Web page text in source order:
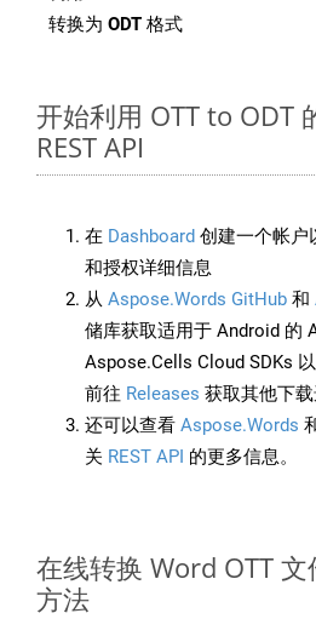
转换为 ODT 格式
开始利用 OTT to ODT
REST API
在 Dashboard 创建一个帐户
和授权详细信息
从 Aspose.Words GitHub 和
储库获取适用于 Android 的
Aspose.Cells Cloud SDKs
前往 Releases 获取其他下载
还可以查看 Aspose.Words
关 REST API 的更多信息。
在线转换 Word OTT
方法